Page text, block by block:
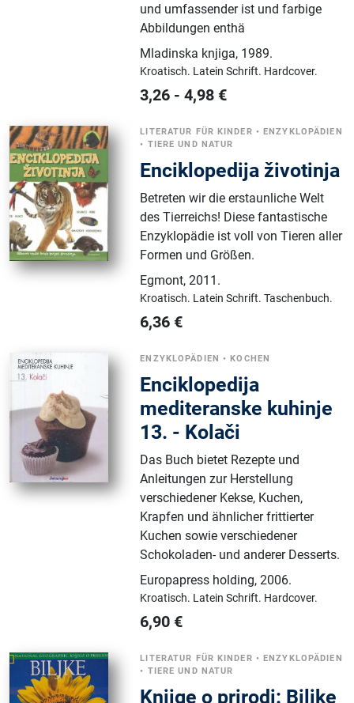
und umfassender ist und farbige
Abbildungen enthä
Mladinska knjiga, 1989.
Kroatisch. Latein Schrift. Hardcover.
3,26 -4,98 €
LITERATUR FÜR KINDER •ENZYKLOPÄDIEN
• TIERE UND NATUR
Enciklopedija životinja
Betreten wir die erstaunliche Welt
des Tierreichs! Diese fantastische
Enzyklopädie ist voll von Tieren aller
Formen und Größen.
Egmont,2011.
Kroatisch. Latein Schrift.Taschenbuch.
6,36 €
ENZYKLOPÄDIEN •KOCHEN
Enciklopedija
mediteranske kuhinje
13. - Kolači
Das Buch bietet Rezepte und
Anleitungen zur Herstellung
verschiedener Kekse, Kuchen,
Krapfen und ähnlicher frittierter
Kuchen sowie verschiedener
Schokoladen- und anderer Desserts.
Europapress holding,2006.
Kroatisch. Latein Schrift. Hardcover.
6,90 €
LITERATUR FÜR KINDER •ENZYKLOPÄDIEN
• TIERE UND NATUR
Knjige o prirodi: Biljke